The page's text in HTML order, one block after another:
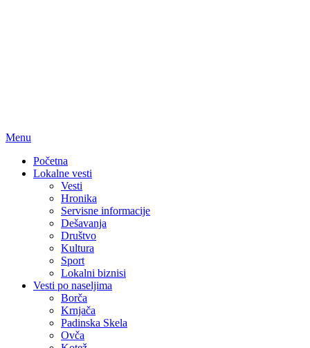
Menu
Početna
Lokalne vesti
Vesti
Hronika
Servisne informacije
Dešavanja
Društvo
Kultura
Sport
Lokalni biznisi
Vesti po naseljima
Borča
Krnjača
Padinska Skela
Ovča